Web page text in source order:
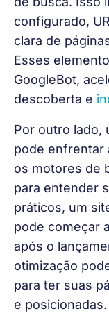
configurado,
clara de
Esses
GoogleBot,
descoberta e
Por outro lado,
pode enfrentar
os motores de
para entender
práticos, um
pode começar
após o
otimização
para ter suas
e posicionadas.